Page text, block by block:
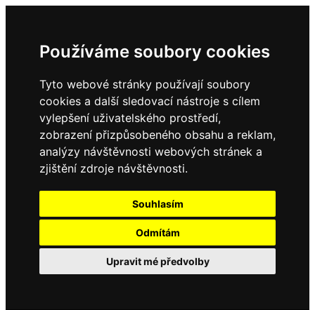
Používáme soubory cookies
Tyto webové stránky používají soubory
cookies a další sledovací nástroje s cílem
vylepšení uživatelského prostředí,
zobrazení přizpůsobeného obsahu a reklam,
analýzy návštěvnosti webových stránek a
zjištění zdroje návštěvnosti.
Souhlasím
Odmítám
Upravit mé předvolby